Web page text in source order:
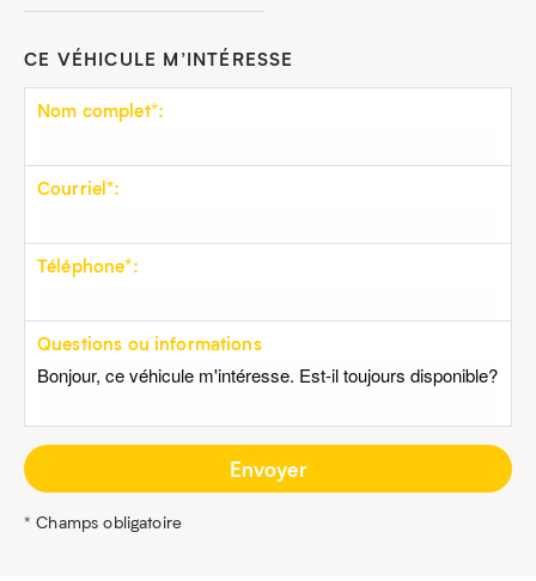
CE VÉHICULE M’INTÉRESSE
Nom complet*:
Courriel*:
Téléphone*:
Questions ou informations
* Champs obligatoire